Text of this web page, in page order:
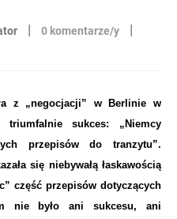
| 0 komentarze/y |
z „negocjacji” w Berlinie w
sukces: „Niemcy
przepisów do tranzytu”.
się niebywałą łaskawością
część przepisów dotyczących
nie było ani sukcesu, ani